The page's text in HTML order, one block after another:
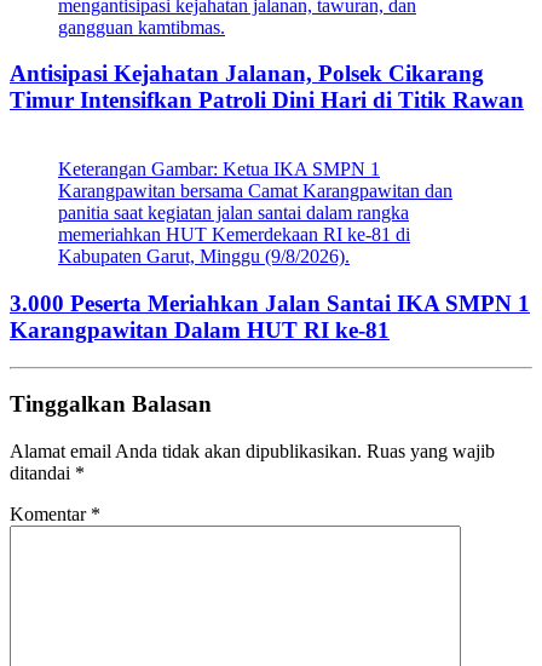
mengantisipasi kejahatan jalanan, tawuran, dan
gangguan kamtibmas.
Antisipasi Kejahatan Jalanan, Polsek Cikarang
Timur Intensifkan Patroli Dini Hari di Titik Rawan
Keterangan Gambar: Ketua IKA SMPN 1
Karangpawitan bersama Camat Karangpawitan dan
panitia saat kegiatan jalan santai dalam rangka
memeriahkan HUT Kemerdekaan RI ke-81 di
Kabupaten Garut, Minggu (9/8/2026).
3.000 Peserta Meriahkan Jalan Santai IKA SMPN 1
Karangpawitan Dalam HUT RI ke-81
Tinggalkan Balasan
Alamat email Anda tidak akan dipublikasikan. Ruas yang wajib
ditandai *
Komentar *